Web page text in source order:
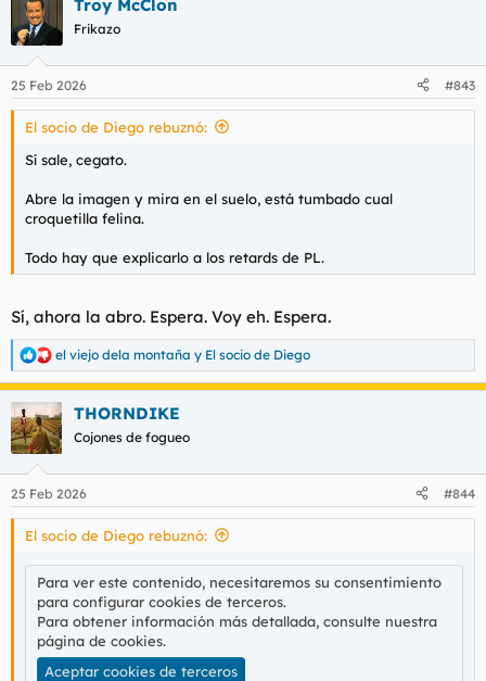
c
i
e
s
Troy McClon
Frikazo
25 Feb 2026 #843
El socio de Diego rebuznó:
Sí sale, cegato.
Abre la imagen y mira en el suelo, está tumbado cual
croquetilla felina.
Todo hay que explicarlo a los retards de PL.
Sí, ahora la abro. Espera. Voy eh. Espera.
R
e
c
c
i
e
s
el viejo dela montaña y El socio de Diego
THORNDIKE
Cojones de fogueo
25 Feb 2026 #844
El socio de Diego rebuznó:
Para ver este contenido, necesitaremos su consentimiento
para configurar cookies de terceros.
Para obtener información más detallada, consulte nuestra
página de cookies.
Aceptar cookies de terceros